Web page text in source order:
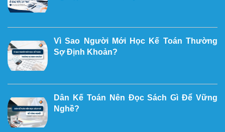
Vì Sao Người Mới Học Kế Toán Thường
Sợ Định Khoản?
Dân Kế Toán Nên Đọc Sách Gì Để Vững
Nghề?